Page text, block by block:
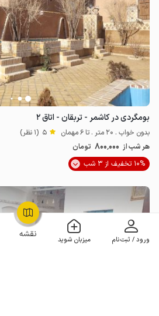
نقشه ورود / ثبت‌نام میزبان شوید
OpenStreetMap
بومگردی در کاشمر - تربقان - اتاق ۲
بدون خواب . 20 متر . تا 6 مهمان 5 (1 نظر)
هر شب از 800٬000 تومان
10% تخفیف از 3 شب